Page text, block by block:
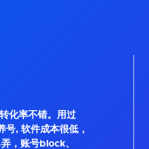
化率不错。用过
, 软件成本很低，
，账号block、